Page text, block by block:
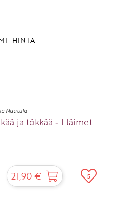
HINTA
Nuuttila
ja tökkää ‑ Eläimet
21,90 € 5